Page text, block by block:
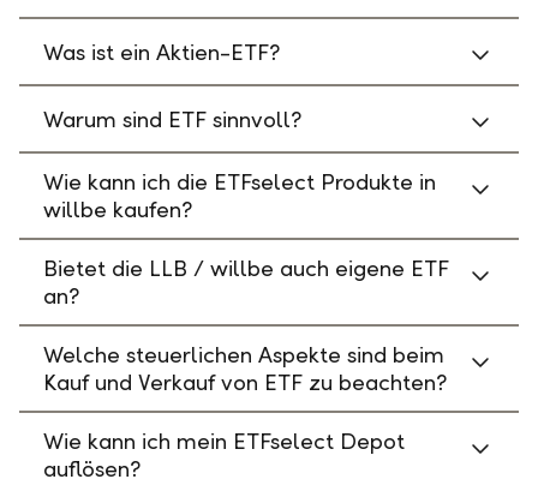
Was ist ein Aktien-ETF?
Warum sind ETF sinnvoll?
Wie kann ich die ETFselect Produkte in
willbe kaufen?
Bietet die LLB / willbe auch eigene ETF
an?
Welche steuerlichen Aspekte sind beim
Kauf und Verkauf von ETF zu beachten?
Wie kann ich mein ETFselect Depot
auflösen?